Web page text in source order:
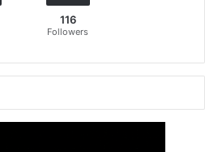
116
Followers